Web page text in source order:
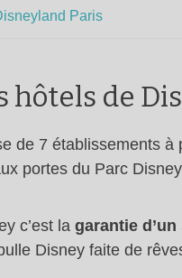
Paris
hôtels de
de 7 établissements
portes du Parc
c’est la garantie
Disney faite de